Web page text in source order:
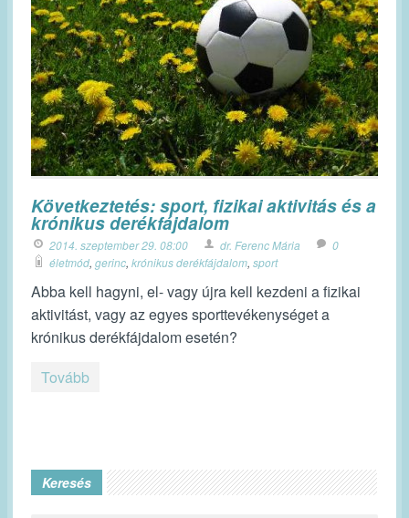
Következtetés: sport, fizikai aktivitás és a
krónikus derékfájdalom
2014. szeptember 29. 08:00 dr. Ferenc Mária
0
életmód, gerinc, krónikus derékfájdalom, sport
Abba kell hagyni, el- vagy újra kell kezdeni a fizikai
aktivitást, vagy az egyes sporttevékenységet a
krónikus derékfájdalom esetén?
Tovább
Keresés